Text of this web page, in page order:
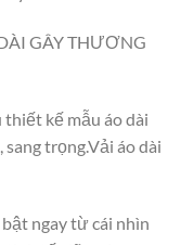
GÂY THƯƠNG
kế mẫu áo dài
trọng.Vải áo dài
ngay từ cái nhìn